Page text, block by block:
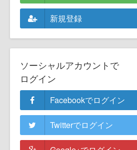
新規登録
ソーシャルアカウントで
ログイン
Facebookでログイン
Twitterでログイン